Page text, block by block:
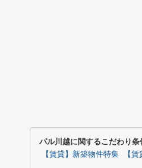
パル川越に関するこだわり条
【賃貸】新築物件特集 【